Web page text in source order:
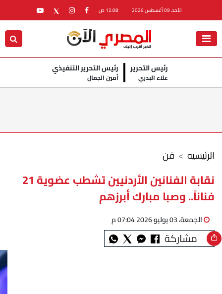
الأحد، 09 أغسطس 2026
رئيس التحرير
علاء البدري
رئيس التحرير التنفيذي
أمين الجمال
فن الرئيسيه
نقابة الفنانين الأردنيين تشطب عضوية 21
فناناً.. وصبا مبارك أبرزهم
الجمعة، 03 يوليو 2026 07:04 م
مشاركة